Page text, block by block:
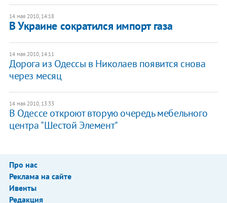
14 мая 2010, 14:18
В Украине сократился импорт газа
14 мая 2010, 14:11
Дорога из Одессы в Николаев появится снова
через месяц
14 мая 2010, 13:33
В Одессе откроют вторую очередь мебельного
центра "Шестой Элемент"
Про нас
Реклама на сайте
Ивенты
Редакция